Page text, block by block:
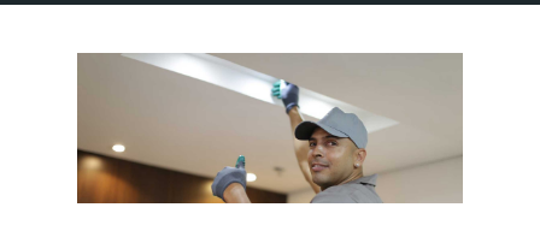
REFORMA